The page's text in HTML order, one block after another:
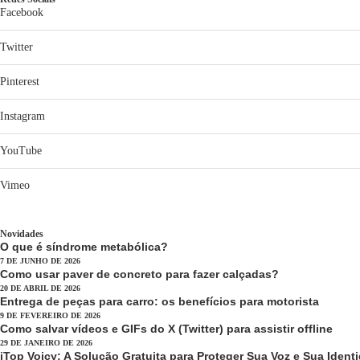
Facebook
Twitter
Pinterest
Instagram
YouTube
Vimeo
Novidades
O que é síndrome metabólica?
7 DE JUNHO DE 2026
Como usar paver de concreto para fazer calçadas?
20 DE ABRIL DE 2026
Entrega de peças para carro: os benefícios para motorista
9 DE FEVEREIRO DE 2026
Como salvar vídeos e GIFs do X (Twitter) para assistir offline
29 DE JANEIRO DE 2026
iTop Voicy: A Solução Gratuita para Proteger Sua Voz e Sua